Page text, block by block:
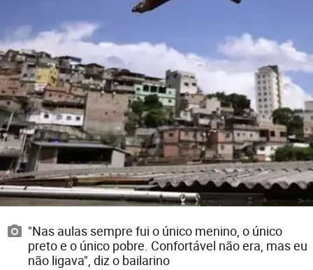
"Nas aulas sempre fui o único menino, o único
preto e o único pobre. Confortável não era, mas eu
não ligava", diz o bailarino